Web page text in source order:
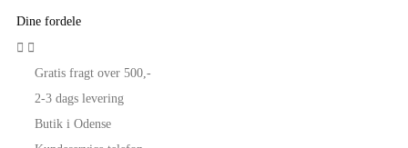
Dine fordele
 
Gratis fragt over 500,-
2-3 dags levering
Butik i Odense